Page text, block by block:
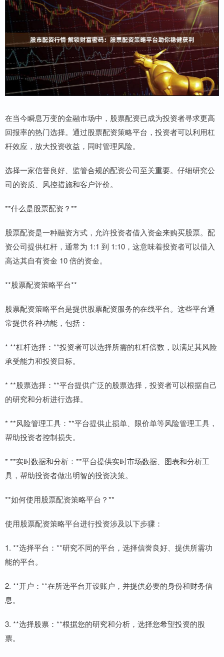
在当今瞬息万变的金融市场中，股票配资已成为投资者寻求更高
回报率的热门选择。通过股票配资策略平台，投资者可以利用杠
杆效应，放大投资收益，同时管理风险。
选择一家信誉良好、监管合规的配资公司至关重要。仔细研究公
司的资质、风控措施和客户评价。
**什么是股票配资？**
股票配资是一种融资方式，允许投资者借入资金来购买股票。配
资公司提供杠杆，通常为 1:1 到 1:10，这意味着投资者可以借入
高达其自有资金 10 倍的资金。
**股票配资策略平台**
股票配资策略平台是提供股票配资服务的在线平台。这些平台通
常提供各种功能，包括：
* **杠杆选择：**投资者可以选择所需的杠杆倍数，以满足其风险
承受能力和投资目标。
* **股票选择：**平台提供广泛的股票选择，投资者可以根据自己
的研究和分析进行选择。
* **风险管理工具：**平台提供止损单、限价单等风险管理工具，
帮助投资者控制损失。
* **实时数据和分析：**平台提供实时市场数据、图表和分析工
具，帮助投资者做出明智的投资决策。
**如何使用股票配资策略平台？**
使用股票配资策略平台进行投资涉及以下步骤：
1. **选择平台：**研究不同的平台，选择信誉良好、提供所需功
能的平台。
2. **开户：**在所选平台开设账户，并提供必要的身份和财务信
息。
3. **选择股票：**根据您的研究和分析，选择您希望投资的股
票。